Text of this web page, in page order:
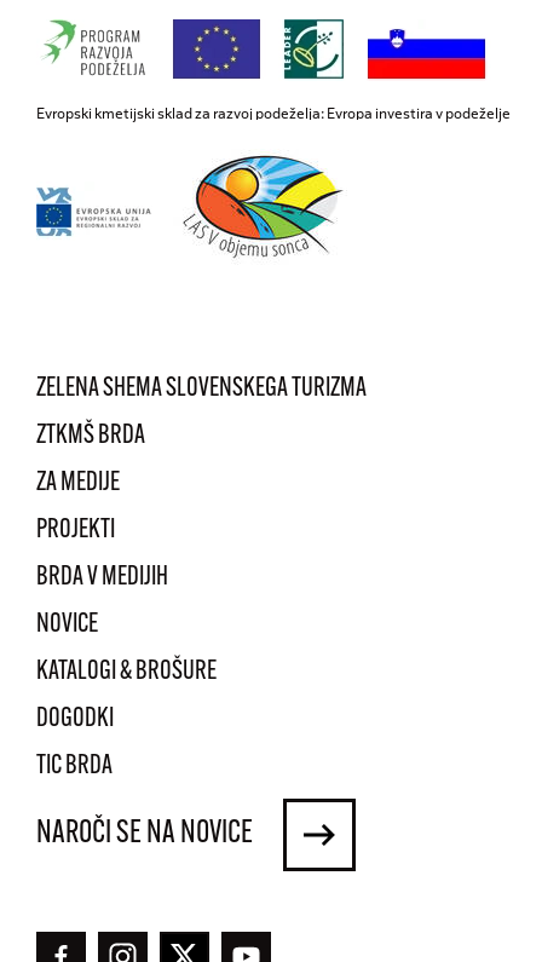
Evropski kmetijski sklad za razvoj podeželja: Evropa investira v podeželje
ZELENA SHEMA SLOVENSKEGA TURIZMA
ZTKMŠ BRDA
ZA MEDIJE
PROJEKTI
BRDA V MEDIJIH
NOVICE
KATALOGI & BROŠURE
DOGODKI
TIC BRDA
NAROČI SE NA NOVICE